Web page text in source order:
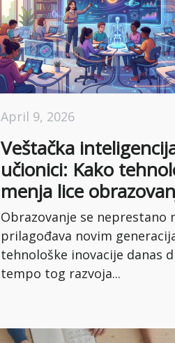
April 9, 2026
Veštačka
učionici: Kako
menja lice
Obrazovanje se neprestano
prilagođava novim
tehnološke inovacije danas
tempo tog razvoja...